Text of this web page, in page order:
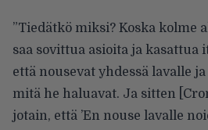
”Tiedätkö miksi? Koska kolme
saa sovittua asioita ja kasattua
että nousevat yhdessä lavalle
mitä he haluavat. Ja sitten
jotain, että ’En nouse lavalle